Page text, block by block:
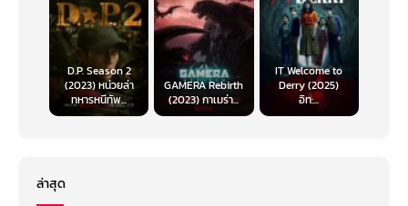
D.P. Season 2
(2023) หน่วยล่า
ทหารหนีทัพ...
GAMERA Rebirth
(2023) กาเมร่า...
IT Welcome to
Derry (2025)
อิท:...
ล่าสุด